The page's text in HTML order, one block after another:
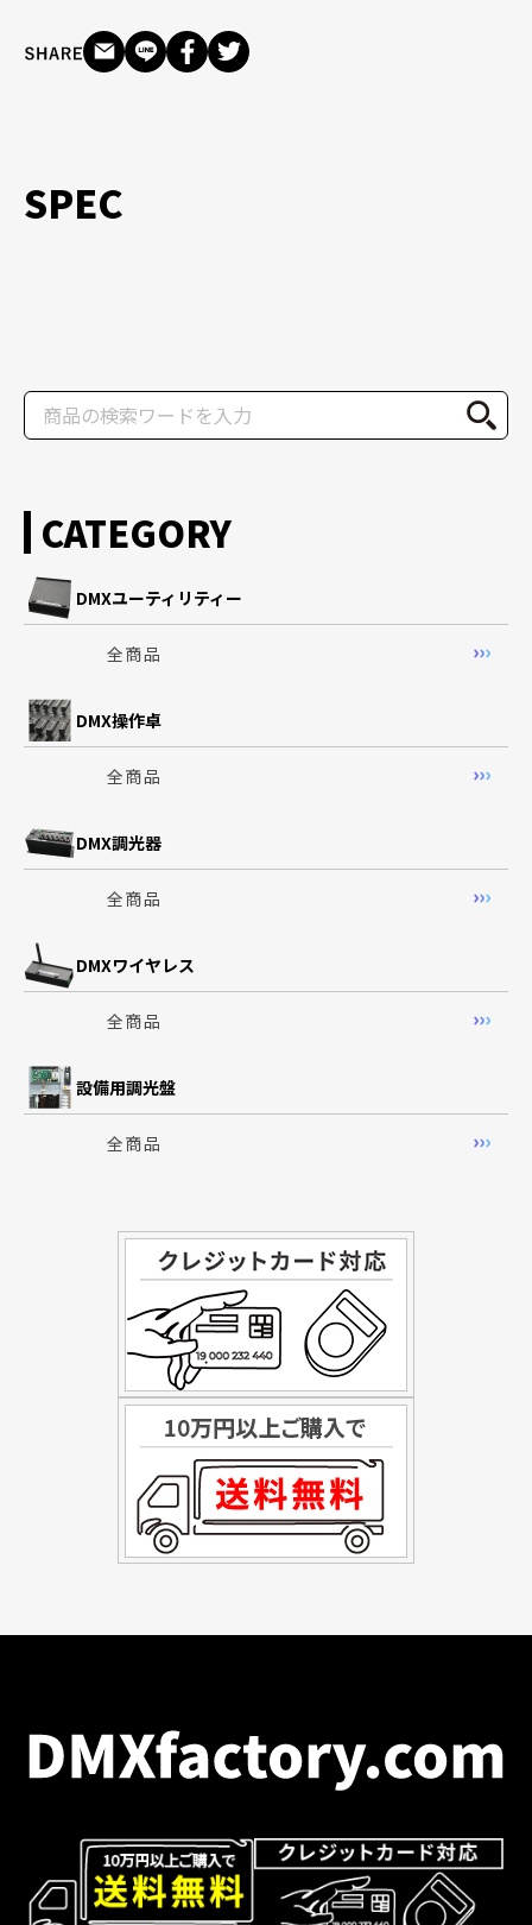
CATEGORY
DMXユーティリティー
全商品
DMX操作卓
全商品
DMX調光器
全商品
DMXワイヤレス
全商品
設備用調光盤
全商品
SPEC